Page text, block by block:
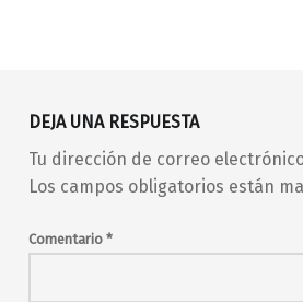
DEJA UNA RESPUESTA
Tu dirección de correo
Los campos obligatorios están
Comentario *